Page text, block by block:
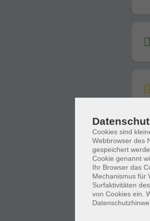
Cookies sind
Webbrowser des
gespeichert
Cookie genannt
Ihr Browser das
Mechanismus für
Surfaktivitäten
von Cookies ein.